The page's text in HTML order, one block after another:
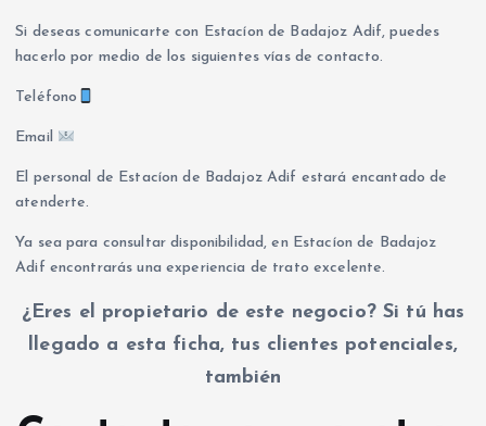
Si deseas comunicarte con Estacíon de Badajoz Adif, puedes
hacerlo por medio de los siguientes vías de contacto.
Teléfono
Email
El personal de Estacíon de Badajoz Adif estará encantado de
atenderte.
Ya sea para consultar disponibilidad, en Estacíon de Badajoz
Adif encontrarás una experiencia de trato excelente.
¿Eres el propietario de este negocio? Si tú has
llegado a esta ficha, tus clientes potenciales,
también